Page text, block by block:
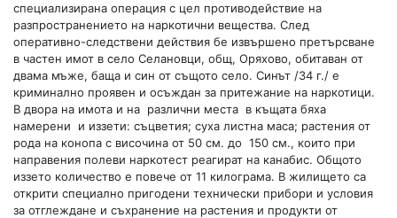
специализирана операция с цел противодействие на
разпространението на наркотични вещества. След
оперативно-следствени действия бе извършено претърсване
в частен имот в село Селановци, общ, Оряхово, обитаван от
двама мъже, баща и син от същото село. Синът /34 г./ е
криминално проявен и осъждан за притежание на наркотици.
В двора на имота и на различни места в къщата бяха
намерени и иззети: съцветия; суха листна маса; растения от
рода на конопа с височина от 50 см. до 150 см., които при
направения полеви наркотест реагират на канабис. Общото
иззето количество е повече от 11 килограма. В жилището са
открити специално пригодени технически прибори и условия
за отглеждане и съхранение на растения и продукти от